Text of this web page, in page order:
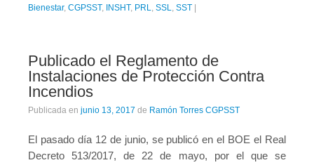
Bienestar, CGPSST, INSHT, PRL, SSL, SST
Publicado el Reglamento de
Instalaciones de Protección Contra
Incendios
Publicada en junio 13, 2017 de Ramón Torres CGPSST
El pasado día 12 de junio, se publicó en el BOE el Real
Decreto 513/2017, de 22 de mayo, por el que se